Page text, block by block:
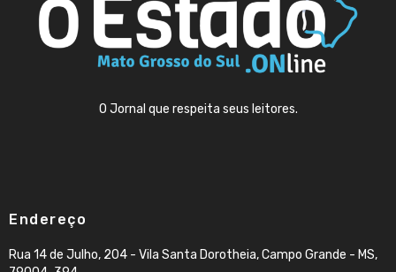
O Jornal que respeita seus leitores.
Endereço
Rua 14 de Julho, 204 - Vila Santa Dorotheia, Campo Grande - MS,